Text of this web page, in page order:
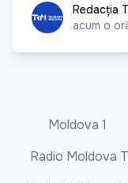
Redacția TRM
Redacția
acum o
Moldova 1
Radio Moldova